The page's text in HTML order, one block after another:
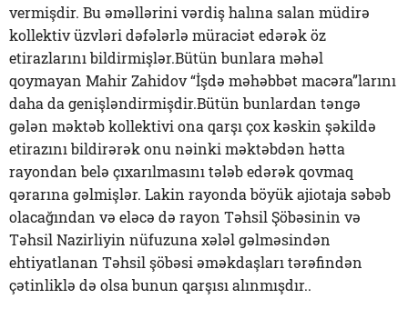
vermişdir. Bu əməllərini vərdiş halına salan müdirə
kollektiv üzvləri dəfələrlə müraciət edərək öz
etirazlarını bildirmişlər.Bütün bunlara məhəl
qoymayan Mahir Zahidov “İşdə məhəbbət macəra”larını
daha da genişləndirmişdir.Bütün bunlardan təngə
gələn məktəb kollektivi ona qarşı çox kəskin şəkildə
etirazını bildirərək onu nəinki məktəbdən hətta
rayondan belə çıxarılmasını tələb edərək qovmaq
qərarına gəlmişlər. Lakin rayonda böyük ajiotaja səbəb
olacağından və eləcə də rayon Təhsil Şöbəsinin və
Təhsil Nazirliyin nüfuzuna xələl gəlməsindən
ehtiyatlanan Təhsil şöbəsi əməkdaşları tərəfindən
çətinliklə də olsa bunun qarşısı alınmışdır..